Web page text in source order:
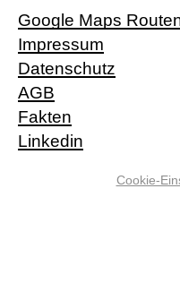
Google Maps
Impressum
Datenschutz
AGB
Fakten
Linkedin
Cookie-